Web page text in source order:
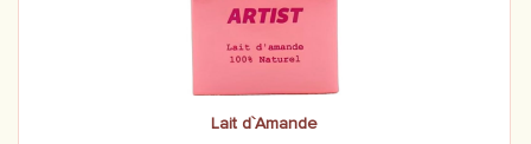
Lait d`Amande